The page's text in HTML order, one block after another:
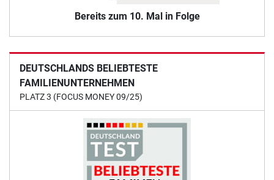
Bereits zum 10. Mal in Folge
DEUTSCHLANDS BELIEBTESTE
FAMILIENUNTERNEHMEN
PLATZ 3 (FOCUS MONEY 09/25)